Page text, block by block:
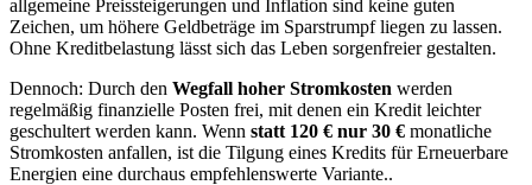
allgemeine Preissteigerungen und Inflation sind keine guten
Zeichen, um höhere Geldbeträge im Sparstrumpf liegen zu lassen.
Ohne Kreditbelastung lässt sich das Leben sorgenfreier gestalten.
Dennoch: Durch den Wegfall hoher Stromkosten werden
regelmäßig finanzielle Posten frei, mit denen ein Kredit leichter
geschultert werden kann. Wenn statt 120 € nur 30 € monatliche
Stromkosten anfallen, ist die Tilgung eines Kredits für Erneuerbare
Energien eine durchaus empfehlenswerte Variante..